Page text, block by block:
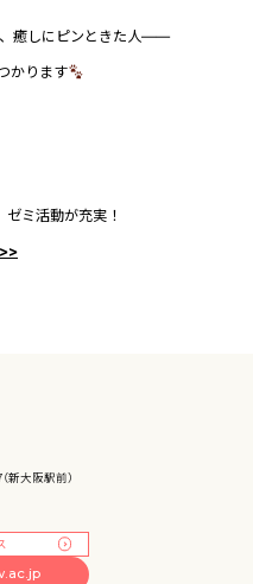
、癒しにピンときた人——
かります
ミ活動が充実！
新大阪駅前）